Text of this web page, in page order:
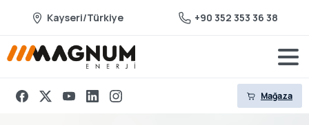
Kayseri/Türkiye +90 352 353 36 38
Mağaza